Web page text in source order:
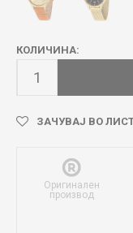
КОЛИЧИНА:
ЗАЧУВАЈ ВО
Оригинален
производ